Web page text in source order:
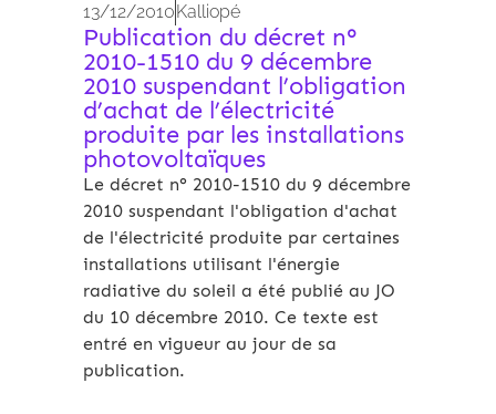
13/12/2010Kalliopé
Publication du décret n°
2010-1510 du 9 décembre
2010 suspendant l’obligation
d’achat de l’électricité
produite par les installations
photovoltaïques
Le décret n° 2010-1510 du 9 décembre
2010 suspendant l'obligation d'achat
de l'électricité produite par certaines
installations utilisant l'énergie
radiative du soleil a été publié au JO
du 10 décembre 2010. Ce texte est
entré en vigueur au jour de sa
publication.